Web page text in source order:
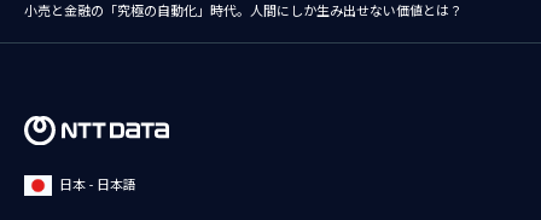
小売と金融の「究極の自動化」時代。人間にしか生み出せない価値とは？
日本 - 日本語